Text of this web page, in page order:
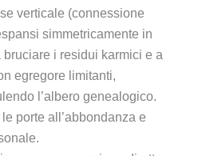
verticale (connessione
simmetricamente in
i residui karmici e a
egregore limitanti,
l’albero genealogico.
porte all’abbondanza e